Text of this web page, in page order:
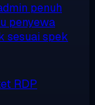
penuh
penyewa
sesuai spek
RDP